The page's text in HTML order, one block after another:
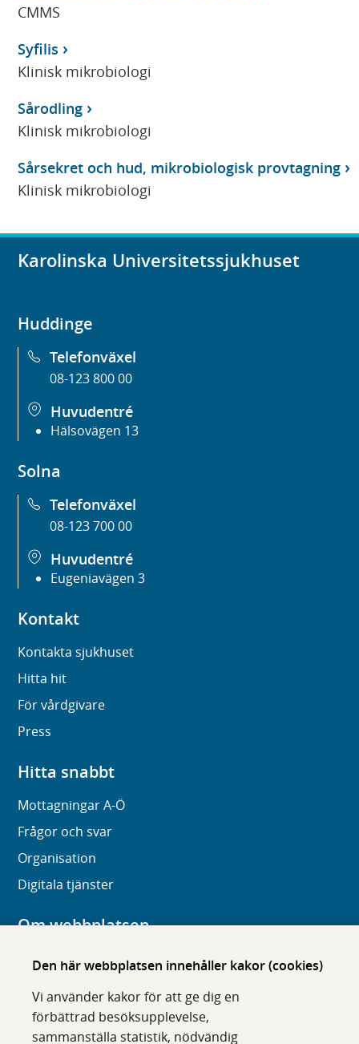
Den här webbplatsen innehåller kakor (cookies)
Vi använder kakor för att ge dig en
förbättrad besöksupplevelse,
sammanställa statistik, nödvändig
CMMS
Syfilis
Klinisk mikrobiologi
Sårodling
Klinisk mikrobiologi
Sårsekret och hud, mikrobiologisk provtagning
Klinisk mikrobiologi
Karolinska Universitetssjukhuset
Huddinge
Telefonväxel
08-123 800 00
Huvudentré
Hälsovägen 13
Solna
Telefonväxel
08-123 700 00
Huvudentré
Eugeniavägen 3
Kontakt
Kontakta sjukhuset
Hitta hit
För vårdgivare
Press
Hitta snabbt
Mottagningar A-Ö
Frågor och svar
Organisation
Digitala tjänster
Om webbplatsen
Om karolinska.se
Tillgänglighet
Om cookies